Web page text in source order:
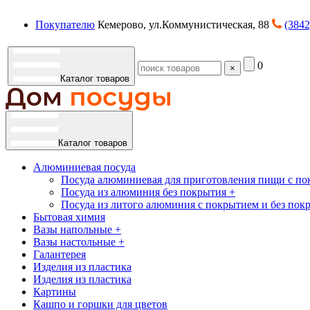
Покупателю Кемерово, ул.Коммунистическая, 88
Каталог товаров
× 0
Каталог товаров
Алюминиевая посуда
Посуда алюминиевая для приготовления пищи с
Посуда из алюминия без покрытия +
Посуда из литого алюминия с покрытием и без
Бытовая химия
Вазы напольные +
Вазы настольные +
Галантерея
Изделия из пластика
Изделия из пластика
Картины
Кашпо и горшки для цветов